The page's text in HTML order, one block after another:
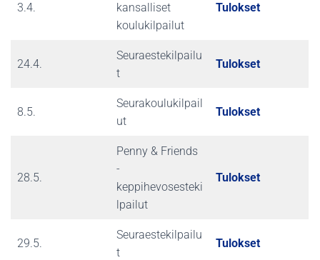
3.4.
kansalliset
koulukilpailut
Tulokset
24.4.
Seuraestekilpailu
t
Tulokset
8.5.
Seurakoulukilpail
ut
Tulokset
28.5.
Penny & Friends
-
keppihevosesteki
lpailut
Tulokset
29.5.
Seuraestekilpailu
t
Tulokset